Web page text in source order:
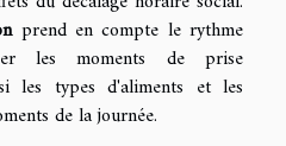
prend en compte le rythme
les moments de prise
les types d'aliments et les
de la journée.